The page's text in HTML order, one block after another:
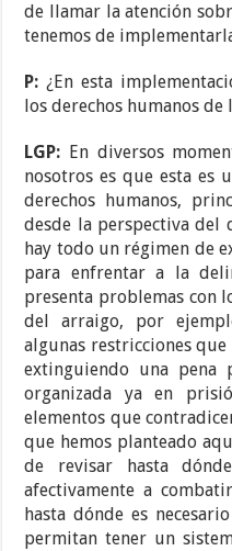
de llamar la atención
tenemos de
P: ¿En esta
los derechos humanos de
LGP: En diversos
nosotros es que esta es
derechos humanos,
desde la perspectiva del
hay todo un régimen de
para enfrentar a la
presenta problemas con
del arraigo, por
algunas restricciones
extinguiendo una pena
organizada ya en
elementos que
que hemos planteado
de revisar hasta
afectivamente a
hasta dónde es
permitan tener un